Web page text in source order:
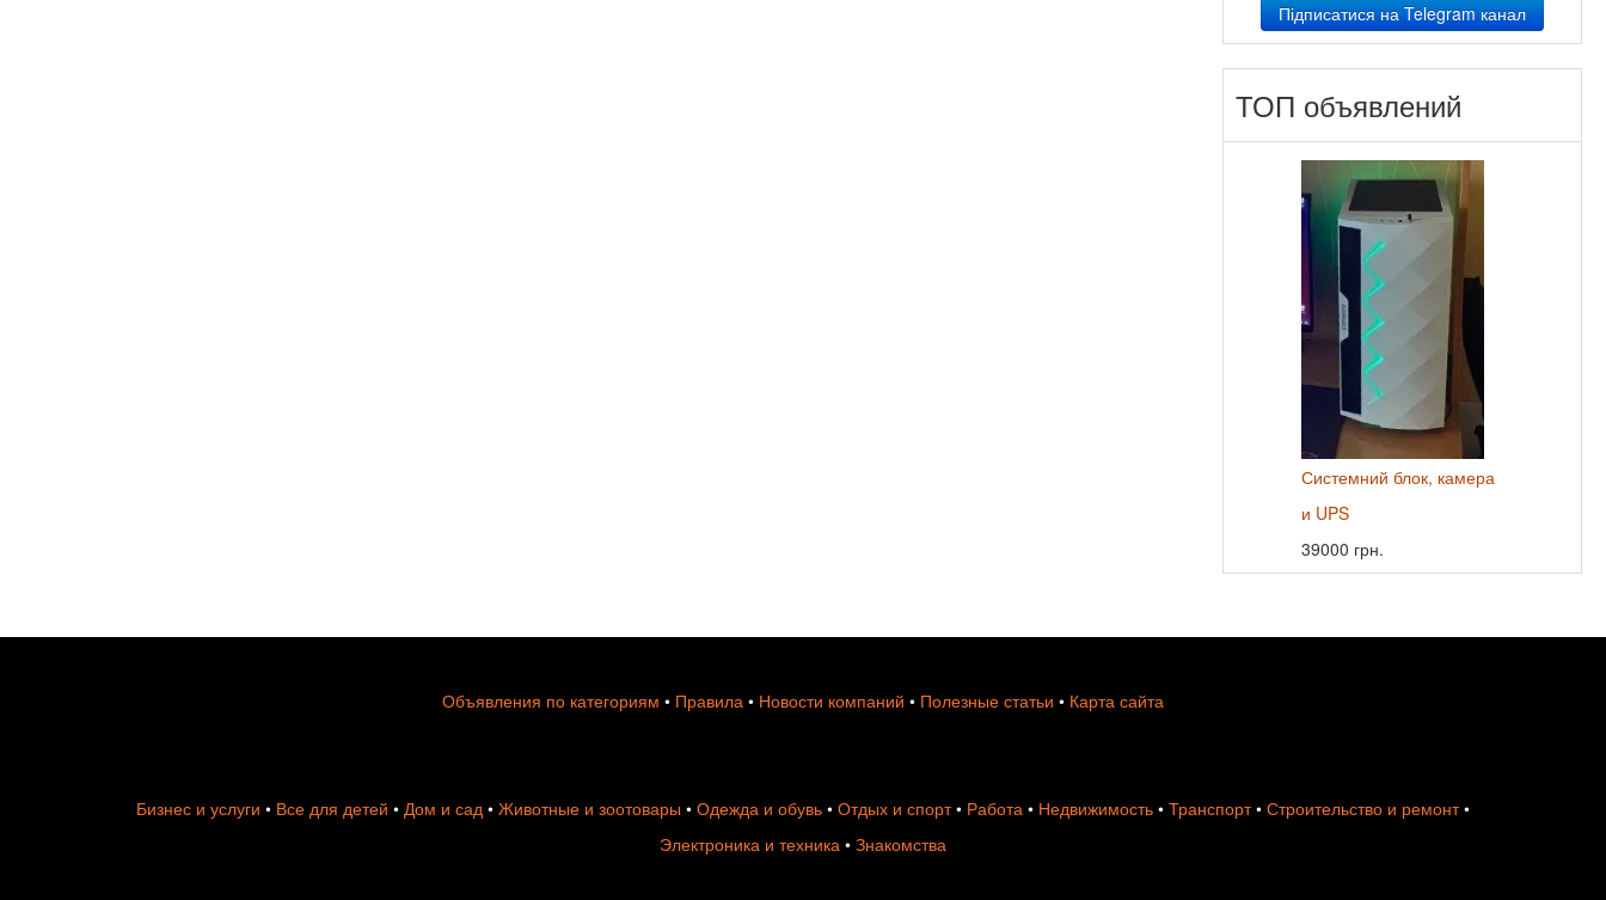
Підписатися на Telegram канал
ТОП объявлений
Системний блок, камера
и UPS
39000 грн.
Объявления по категориям • Правила • Новости компаний • Полезные статьи • Карта сайта
Бизнес и услуги • Все для детей • Дом и сад • Животные и зоотовары • Одежда и обувь • Отдых и спорт• Работа • Недвижимость • Транспорт• Строительство и ремонт•
Электроника и техника • Знакомства